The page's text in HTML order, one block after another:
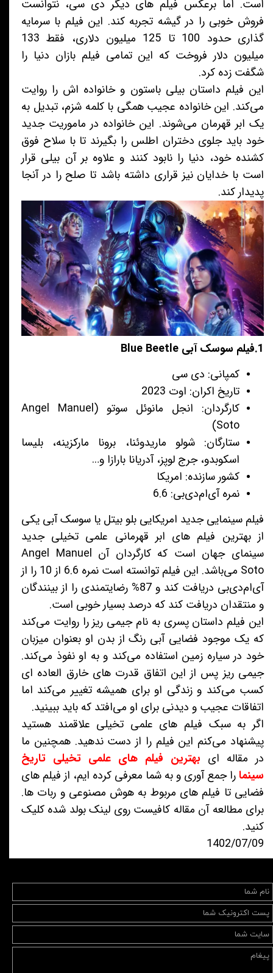
است. اما برعکس فیلم های دیگر دی سی، نتوانست
فروش خوبی را در گیشه تجربه کند. این فیلم با سرمایه
گذاری حدود 100 تا 125 میلیون دلاری، فقط 133
میلیون دلار فروخت که این تمامی فیلم بازان دنیا را
شگفت زده کرد.
این فیلم داستان بیلی باستون و خانواده اش را روایت
می‌کند. این خانواده عجیب همگی با کلمه شزم، تبدیل به
یک ابر قهرمان می‌شوند. این خانواده در ماموریت جدید
خود باید جلوی دختران اطلس را بگیرند تا با سلاح فوق
کشنده خود، دنیا را نابود کنند و علاوه بر آن بیلی قرار
است با خدایان نیز قراری داشته باشد تا صلح را در آنجا
پدیدار کند.
1.فیلم سوسک آبی Blue Beetle
کمپانی: دی سی
تاریخ اکران: اوت 2023
کارگردان: انجل مانوئل سوتو (Angel Manuel
Soto)
ستارگان: شولو ماریدوئنا، برونا مارکزینه، بلیسا
اسکوبدو، جرج لوپز، آدریانا بارازا و…
کشور سازنده: امریکا
نمره آی‌ام‌دی‌بی: 6.6
فیلم سینمایی جدید امریکایی بلو بیتل یا سوسک آبی یکی
از بهترین فیلم های ابر قهرمانی علمی تخیلی جدید
سینمای جهان است که کارگردان آن Angel Manuel
Soto می‌باشد. این فیلم توانسته است نمره 6.6 از 10 را از
آی‌ام‌دی‌بی دریافت کند و 87% رضایتمندی را از بینندگان
و منتقدان دریافت کند که درصد بسیار خوبی است.
این فیلم داستان پسری به نام جیمی ریز را روایت می‌کند
که یک موجود فضایی آبی رنگ از بدن او بعنوان میزبان
خود در سیاره زمین استفاده می‌کند و به او نفوذ می‌کند.
جیمی ریز پس از این اتفاق قدرت های خارق العاده ای
کسب می‌کند و زندگی او برای همیشه تغییر می‌کند اما
اتفاقات عجیب و دیدنی برای او می‌افتد که باید ببینید.
اگر به سبک فیلم های علمی تخیلی علاقمند هستید
پیشنهاد می‌کنم این فیلم را از دست ندهید. همچنین ما
در مقاله ای بهترین فیلم های علمی تخیلی تاریخ
سینمارا جمع آوری و به شما معرفی کرده ایم، از فیلم های
فضایی تا فیلم های مربوط به هوش مصنوعی و ربات ها.
برای مطالعه آن مقاله کافیست روی لینک بولد شده کلیک
کنید.
1402/07/09